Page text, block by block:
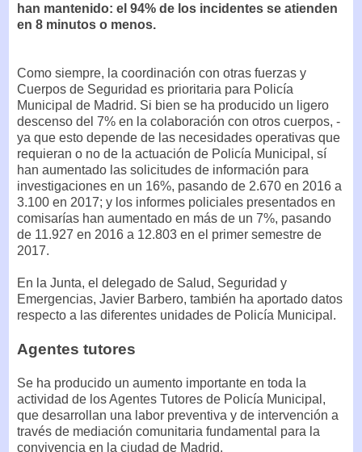
han mantenido: el 94% de los incidentes se atienden
en 8 minutos o menos.
Como siempre, la coordinación con otras fuerzas y
Cuerpos de Seguridad es prioritaria para Policía
Municipal de Madrid. Si bien se ha producido un ligero
descenso del 7% en la colaboración con otros cuerpos, -
ya que esto depende de las necesidades operativas que
requieran o no de la actuación de Policía Municipal, sí
han aumentado las solicitudes de información para
investigaciones en un 16%, pasando de 2.670 en 2016 a
3.100 en 2017; y los informes policiales presentados en
comisarías han aumentado en más de un 7%, pasando
de 11.927 en 2016 a 12.803 en el primer semestre de
2017.
En la Junta, el delegado de Salud, Seguridad y
Emergencias, Javier Barbero, también ha aportado datos
respecto a las diferentes unidades de Policía Municipal.
Agentes tutores
Se ha producido un aumento importante en toda la
actividad de los Agentes Tutores de Policía Municipal,
que desarrollan una labor preventiva y de intervención a
través de mediación comunitaria fundamental para la
convivencia en la ciudad de Madrid.